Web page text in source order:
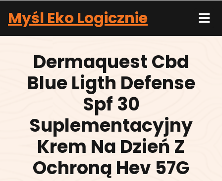
content
Myśl Eko Logicznie
Dermaquest Cbd
Blue Ligth Defense
Spf 30
Suplementacyjny
Krem Na Dzień Z
Ochroną Hev 57G